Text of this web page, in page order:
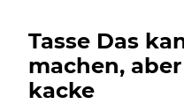
Tasse Das
machen,
kacke